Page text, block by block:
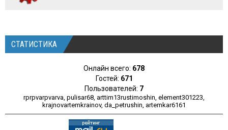
СТАТИСТИКА
Онлайн всего: 678
Гостей: 671
Пользователей: 7
rprpvarpvarva, pulisar68, arttim13rustimoshin, element301223,
krajnovartemkrainov, da_petrushin, artemkar6161